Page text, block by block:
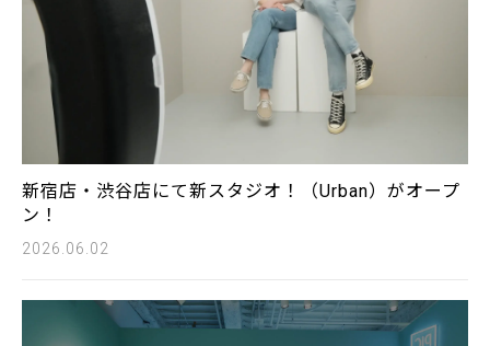
新宿店・渋谷店にて新スタジオ！（Urban）がオープ
ン！
2026.06.02